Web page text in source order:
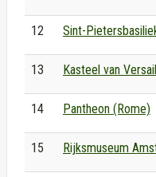
12 Sint-
13 Kasteel van
14 Pantheon (Rome)
15 Rijksmuseum